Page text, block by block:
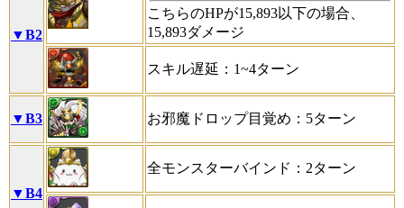
▼B2
こちらのHPが15,893以下の場合、
15,893ダメージ
スキル遅延：1~4ターン
▼B3 お邪魔ドロップ目覚め：5ターン
▼B4
全モンスターバインド：2ターン